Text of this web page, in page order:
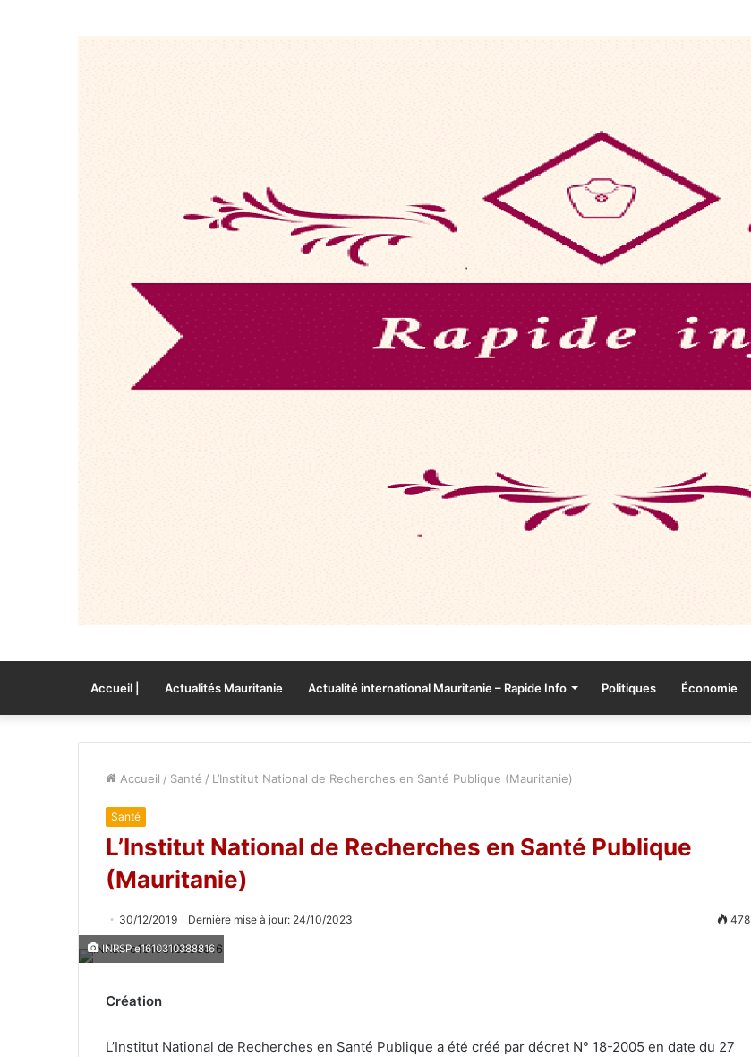
Accueil | Actualités Mauritanie Actualité international Mauritanie – Rapide Info Politiques Économie
Accueil / Santé / L’Institut National de Recherches en Santé Publique (Mauritanie)
Santé
L’Institut National de Recherches en Santé Publique
(Mauritanie)
30/12/2019 Dernière mise à jour: 24/10/2023 478
INRSP e1610310388816
Création
L’Institut National de Recherches en Santé Publique a été créé par décret N° 18-2005 en date du 27